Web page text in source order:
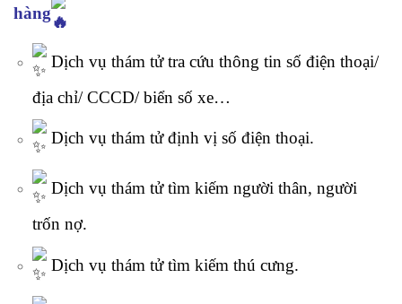
hàng
Dịch vụ thám tử tra cứu thông tin số điện thoại/
địa chỉ/ CCCD/ biển số xe…
Dịch vụ thám tử định vị số điện thoại.
Dịch vụ thám tử tìm kiếm người thân, người
trốn nợ.
Dịch vụ thám tử tìm kiếm thú cưng.